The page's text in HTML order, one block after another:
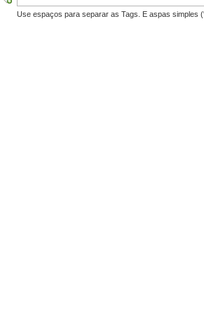
Use espaços para separar as Tags. E aspas simples